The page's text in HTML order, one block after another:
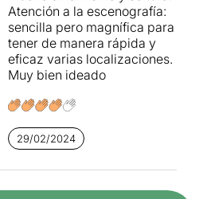
Atención a la escenografía:
sencilla pero magnífica para
tener de manera rápida y
eficaz varias localizaciones.
Muy bien ideado
29/02/2024